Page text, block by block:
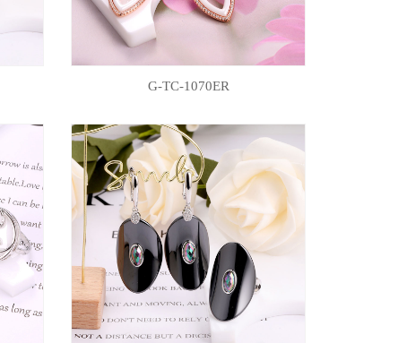
G-TC-1070ER